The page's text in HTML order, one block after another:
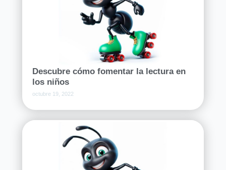
Descubre cómo fomentar la lectura en
los niños
octubre 19, 2022